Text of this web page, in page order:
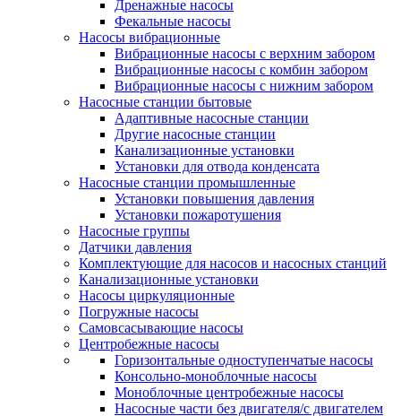
Дренажные насосы
Фекальные насосы
Насосы вибрационные
Вибрационные насосы с верхним забором
Вибрационные насосы с комбин забором
Вибрационные насосы с нижним забором
Насосные станции бытовые
Адаптивные насосные станции
Другие насосные станции
Канализационные установки
Установки для отвода конденсата
Насосные станции промышленные
Установки повышения давления
Установки пожаротушения
Насосные группы
Датчики давления
Комплектующие для насосов и насосных станций
Канализационные установки
Насосы циркуляционные
Погружные насосы
Самовсасывающие насосы
Центробежные насосы
Горизонтальные одноступенчатые насосы
Консольно-моноблочные насосы
Моноблочные центробежные насосы
Насосные части без двигателя/с двигателем